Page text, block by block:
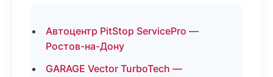
Автоцентр PitStop ServicePro —
Ростов-на-Дону
GARAGE Vector TurboTech —